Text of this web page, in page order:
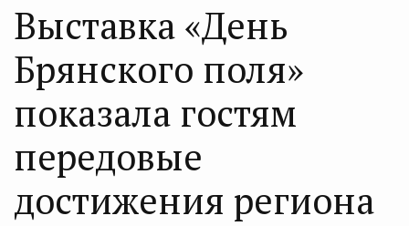
Выставка «День
Брянского поля»
показала гостям
передовые
достижения региона